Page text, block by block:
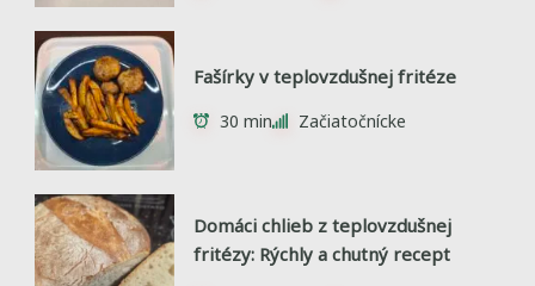
Fašírky v teplovzdušnej fritéze
30 min Začiatočnícke
Domáci chlieb z teplovzdušnej
fritézy: Rýchly a chutný recept